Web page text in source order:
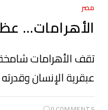
مصر
الأهرامات…
تقف الأهرامات
عبقرية الإنسان